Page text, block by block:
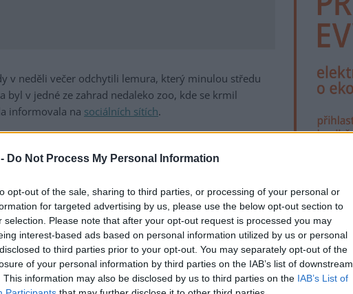
Do Not Process My Personal Information
opt-out of the sale, sharing to third parties, or processing of your personal or
for targeted advertising by us, please use the below opt-out section to
selection. Please note that after your opt-out request is processed you may
interest-based ads based on personal information utilized by us or personal
to third parties prior to your opt-out. You may separately opt-out of the
of your personal information by third parties on the IAB’s list of downstream
This information may also be disclosed by us to third parties on the IAB’s List of
v neděli večer odchytili lemura, který minulou středu
byl v jedné ze zahrad nedaleko zoo, kde se krmil
informovala na sociálních sítích.
která poskytovali obyvatelé z okolí zoo. Věděli
a lesících, na hranici Muglinova a Slezské Ostravy.
neděli večer byl mladý lemur odchycen. Majitel zahrady
zveřejněné informační číslo zoo. Zvíře nebylo
pracovnice využila příležitosti a lemura chytla,"
v zázemí zahrady. Je sice ve velmi dobré kondici,
protože hrazení překonal už několikrát po sobě.
reklama